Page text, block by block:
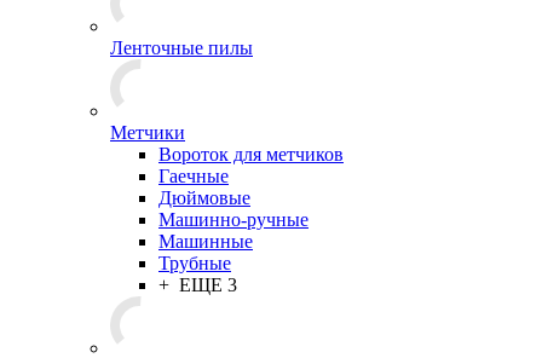
Ленточные пилы
Метчики
Вороток для метчиков
Гаечные
Дюймовые
Машинно-ручные
Машинные
Трубные
+ ЕЩЕ 3